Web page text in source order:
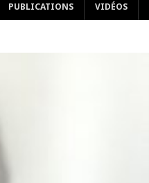
PUBLICATIONS VIDÉOS